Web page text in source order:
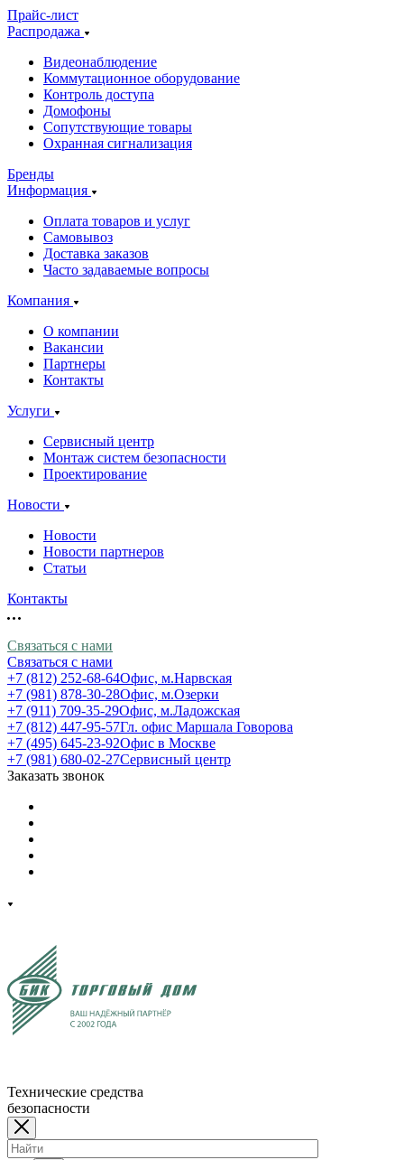
Прайс-лист
Распродажа
Видеонаблюдение
Коммутационное оборудование
Контроль доступа
Домофоны
Сопутствующие товары
Охранная сигнализация
Бренды
Информация
Оплата товаров и услуг
Самовывоз
Доставка заказов
Часто задаваемые вопросы
Компания
О компании
Вакансии
Партнеры
Контакты
Услуги
Сервисный центр
Монтаж систем безопасности
Проектирование
Новости
Новости
Новости партнеров
Статьи
Контакты
Связаться с нами
Связаться с нами
+7 (812) 252-68-64Офис, м.Нарвская
+7 (981) 878-30-28Офис, м.Озерки
+7 (911) 709-35-29Офис, м.Ладожская
+7 (812) 447-95-57Гл. офис Маршала Говорова
+7 (495) 645-23-92Офис в Москве
+7 (981) 680-02-27Сервисный центр
Заказать звонок
Технические средства
безопасности